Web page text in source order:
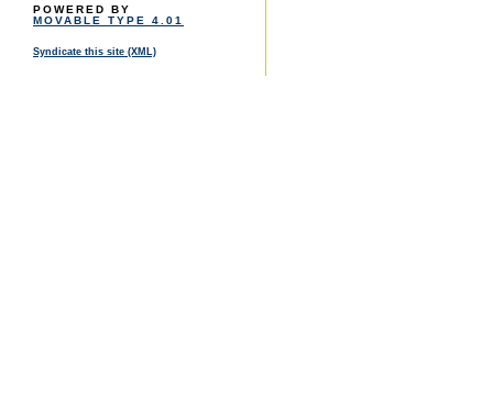
POWERED BY
MOVABLE TYPE 4.01
Syndicate this site (XML)